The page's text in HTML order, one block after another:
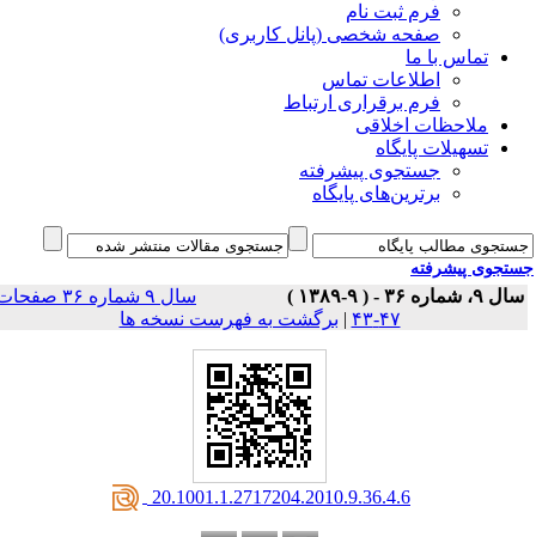
فرم ثبت نام
صفحه شخصی (پانل کاربری)
تماس با ما
اطلاعات تماس
فرم برقراری ارتباط
ملاحظات اخلاقی
تسهیلات پایگاه
جستجوی پیشرفته
برترین‌های پایگاه
پیشرفته
۳۶ - ( ۹-۱۳۸۹ )
سال ۹ شماره ۳۶ صفحات
|برگشت به فهرست نسخه ها
‎ 20.1001.1.2717204.2010.9.36.4.6